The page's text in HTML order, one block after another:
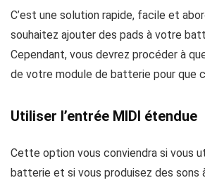
C’est une solution rapide, facile et
souhaitez ajouter des pads à votre
Cependant, vous devrez procéder à
de votre module de batterie pour que
Utiliser l’entrée MIDI étendue
Cette option vous conviendra si vous
batterie et si vous produisez des sons à